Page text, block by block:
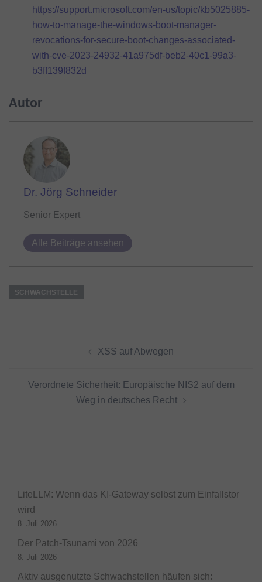
https://support.microsoft.com/en-us/topic/kb5025885-
how-to-manage-the-windows-boot-manager-
revocations-for-secure-boot-changes-associated-
with-cve-2023-24932-41a975df-beb2-40c1-99a3-
b3ff139f832d
Autor
Dr. Jörg Schneider
Senior Expert
Alle Beiträge ansehen
SCHWACHSTELLE
XSS auf Abwegen
Verordnete Sicherheit: Europäische NIS2 auf dem
Weg in deutsches Recht
LiteLLM: Wenn das KI-Gateway selbst zum Einfallstor
wird
8. Juli 2026
Der Patch-Tsunami von 2026
8. Juli 2026
Aktiv ausgenutzte Schwachstellen häufen sich: